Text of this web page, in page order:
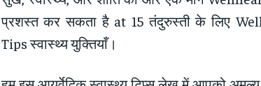
प्रशस्त कर सकता है at 15 तंदुरुस्ती के लिए
Tips स्वास्थ्य युक्तियाँ।